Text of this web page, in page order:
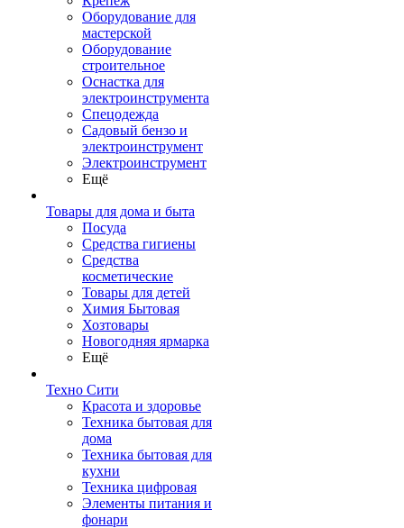
Оборудование для
мастерской
Оборудование
строительное
Оснастка для
электроинструмента
Спецодежда
Садовый бензо и
электроинструмент
Электроинструмент
Ещё
Товары для дома и быта
Посуда
Средства гигиены
Средства
косметические
Товары для детей
Химия Бытовая
Хозтовары
Новогодняя ярмарка
Ещё
Техно Сити
Красота и здоровье
Техника бытовая для
дома
Техника бытовая для
кухни
Техника цифровая
Элементы питания и
фонари